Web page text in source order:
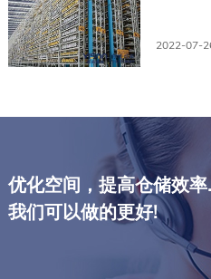
2022-07-
优化空间，提高仓储效率.
我们可以做的更好!